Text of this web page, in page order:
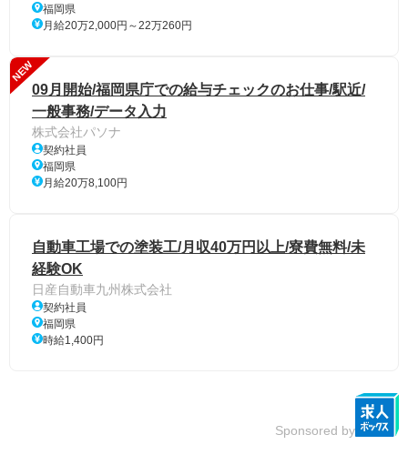
福岡県
月給20万2,000円～22万260円
NEW
09月開始/福岡県庁での給与チェックのお仕事/駅近/
一般事務/データ入力
株式会社パソナ
契約社員
福岡県
月給20万8,100円
自動車工場での塗装工/月収40万円以上/寮費無料/未
経験OK
日産自動車九州株式会社
契約社員
福岡県
時給1,400円
Sponsored by